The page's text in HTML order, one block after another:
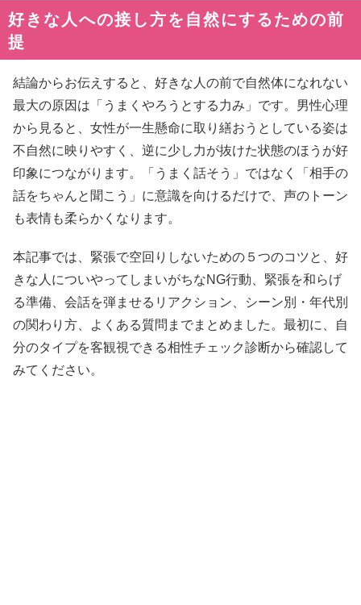
好きな人への接し方を自然にするための前
提
結論からお伝えすると、好きな人の前で自然体になれない
最大の原因は「うまくやろうとする力み」です。男性心理
から見ると、女性が一生懸命に取り繕おうとしている姿は
不自然に映りやすく、逆に少し力が抜けた状態のほうが好
印象につながります。「うまく話そう」ではなく「相手の
話をちゃんと聞こう」に意識を向けるだけで、声のトーン
も表情も柔らかくなります。
本記事では、緊張で空回りしないための５つのコツと、好
きな人についやってしまいがちなNG行動、緊張を和らげ
る準備、会話を弾ませるリアクション、シーン別・年代別
の関わり方、よくある質問までまとめました。最初に、自
分のタイプを客観視できる相性チェック診断から確認して
みてください。